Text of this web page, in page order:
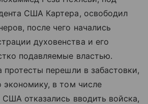
США Картера, освободил
после чего начались
духовенства и его
подавляемые властью.
протесты перешли в забастовки,
экономику, в том числе
США отказались вводить войска,